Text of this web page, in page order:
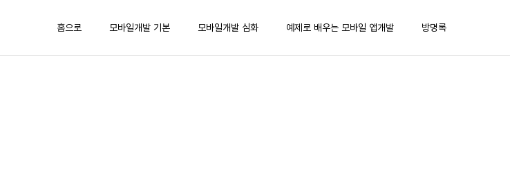
홈으로 모바일개발 기본 모바일개발 심화 예제로 배우는 모바일 앱개발 방명록